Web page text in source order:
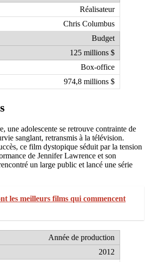
Réalisateur
Chris Columbus
Budget
125 millions $
Box-office
974,8 millions $
une adolescente se retrouve contrainte de
sanglant, retransmis à la télévision.
ce film dystopique séduit par la tension
de Jennifer Lawrence et son
un large public et lancé une série
les meilleurs films qui commencent
Année de production
2012